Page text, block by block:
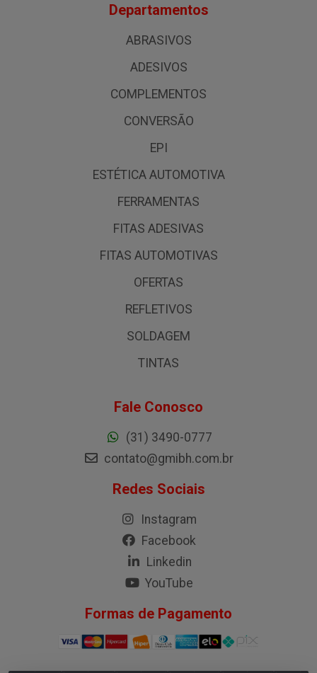
Departamentos
ABRASIVOS
ADESIVOS
COMPLEMENTOS
CONVERSÃO
EPI
ESTÉTICA AUTOMOTIVA
FERRAMENTAS
FITAS ADESIVAS
FITAS AUTOMOTIVAS
OFERTAS
REFLETIVOS
SOLDAGEM
TINTAS
Fale Conosco
(31) 3490-0777
contato@gmibh.com.br
Redes Sociais
Instagram
Facebook
Linkedin
YouTube
Formas de Pagamento